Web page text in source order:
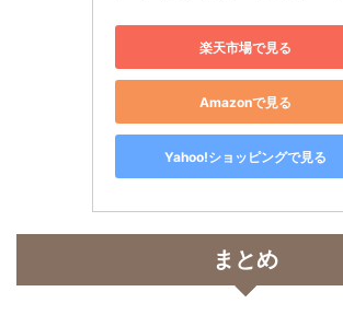
楽天市場で見る
Amazonで見る
Yahoo!ショッピングで見る
まとめ